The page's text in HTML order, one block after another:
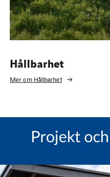
Hållbarhet
Mer om Hållbarhet
Projekt